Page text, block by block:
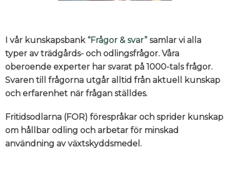
I vår kunskapsbank “Frågor & svar” samlar vi alla
typer av trädgårds- och odlingsfrågor. Våra
oberoende experter har svarat på 1000-tals frågor.
Svaren till frågorna utgår alltid från aktuell kunskap
och erfarenhet när frågan ställdes.
Fritidsodlarna (FOR) förespråkar och sprider kunskap
om hållbar odling och arbetar för minskad
användning av växtskyddsmedel.